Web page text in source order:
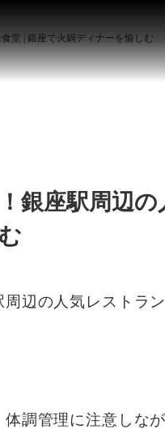
堂 | 銀座で火鍋ディナーを愉しむ
銀座駅周辺
辺の人気レストラン
調管理に注意しな